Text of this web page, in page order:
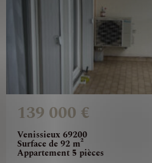
Venissieux 69200
Surface de 92 m²
Appartement 5 pièces
139 000 €